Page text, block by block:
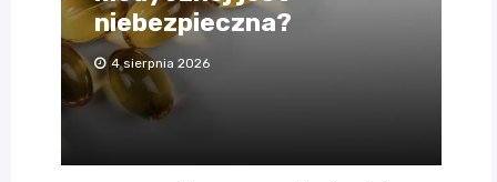
niebezpieczna?
4 sierpnia 2026